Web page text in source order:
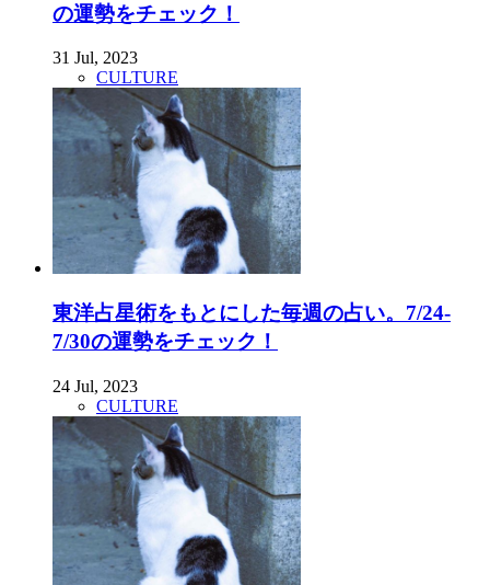
の運勢をチェック！
31 Jul, 2023
CULTURE
東洋占星術をもとにした毎週の占い。7/24-
7/30の運勢をチェック！
24 Jul, 2023
CULTURE